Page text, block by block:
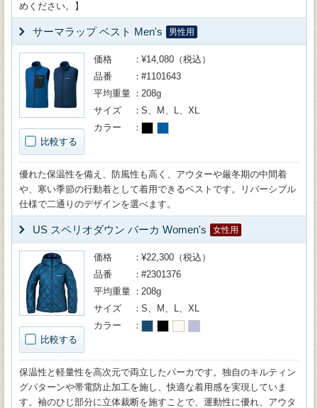
めください。】
サーマラップ ベスト Men's 男性用
比較する
価格
¥14,080（税込）
品番
#1101643
平均重量
208g
サイズ
S、M、L、XL
カラー
優れた保温性を備え、防風性も高く、アウターや厳冬期の中間着
や、寒い季節の行動着として着用できるベストです。リバーシブル
仕様で二通りのデザインを選べます。
US スペリオダウン パーカ Women's 女性用
比較する
価格
¥22,300（税込）
品番
#2301376
平均重量
208g
サイズ
S、M、L、XL
カラー
保温性と軽量性を高次元で両立したパーカです。独自のキルティン
グパターンや帯電防止加工を施し、快適な着用感を実現していま
す。袖のひじ部分に立体裁断を施すことで、運動性に優れ、アウタ